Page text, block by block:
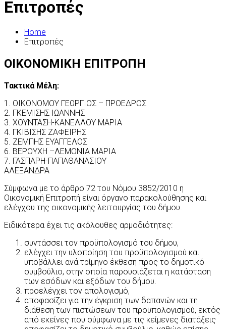
Επιτροπές
Home
Επιτροπές
ΟΙΚΟΝΟΜΙΚΗ ΕΠΙΤΡΟΠΗ
Τακτικά Μέλη:
1. ΟΙΚΟΝΟΜΟΥ ΓΕΩΡΓΙΟΣ – ΠΡΟΕΔΡΟΣ
2. ΓΚΕΜΙΣΗΣ ΙΩΑΝΝΗΣ
3. ΧΟΥΝΤΑΣΗ-ΚΑΝΕΛΛΟΥ ΜΑΡΙΑ
4. ΓΚΙΒΙΣΗΣ ΖΑΦΕΙΡΗΣ
5. ΖΕΜΠΗΣ ΕΥΑΓΓΕΛΟΣ
6. ΒΕΡΟΥΧΗ –ΛΕΜΟΝΙΑ ΜΑΡΙΑ
7. ΓΑΣΠΑΡΗ-ΠΑΠΑΘΑΝΑΣΙΟΥ
ΑΛΕΞΑΝΔΡΑ
Σύμφωνα με το άρθρο 72 του Νόμου 3852/2010 η
Οικονομική Επιτροπή είναι όργανο παρακολούθησης και
ελέγχου της οικονομικής λειτουργίας του δήμου.
Ειδικότερα έχει τις ακόλουθες αρμοδιότητες:
συντάσσει τον προϋπολογισμό του δήμου,
ελέγχει την υλοποίηση του προϋπολογισμού και
υποβάλλει ανά τρίμηνο έκθεση προς το δημοτικό
συμβούλιο, στην οποία παρουσιάζεται η κατάσταση
των εσόδων και εξόδων του δήμου.
προελέγχει τον απολογισμό,
αποφασίζει για την έγκριση των δαπανών και τη
διάθεση των πιστώσεων του προϋπολογισμού, εκτός
από εκείνες που σύμφωνα με τις κείμενες διατάξεις